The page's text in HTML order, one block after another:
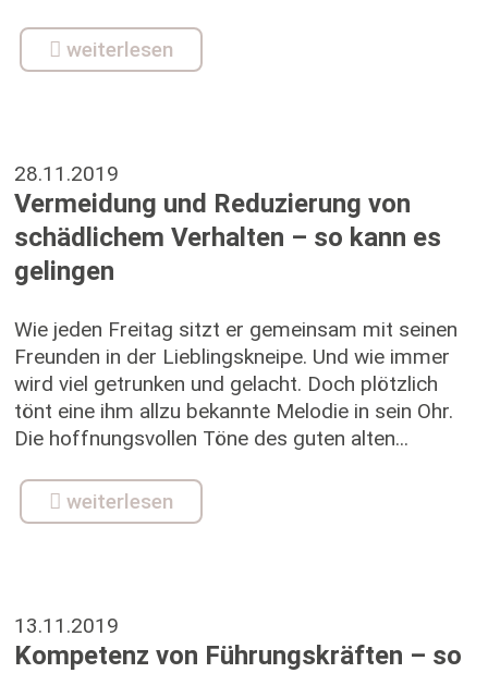
weiterlesen
28.11.2019
Vermeidung und Reduzierung von
schädlichem Verhalten – so kann es
gelingen
Wie jeden Freitag sitzt er gemeinsam mit seinen
Freunden in der Lieblingskneipe. Und wie immer
wird viel getrunken und gelacht. Doch plötzlich
tönt eine ihm allzu bekannte Melodie in sein Ohr.
Die hoffnungsvollen Töne des guten alten...
weiterlesen
13.11.2019
Kompetenz von Führungskräften – so